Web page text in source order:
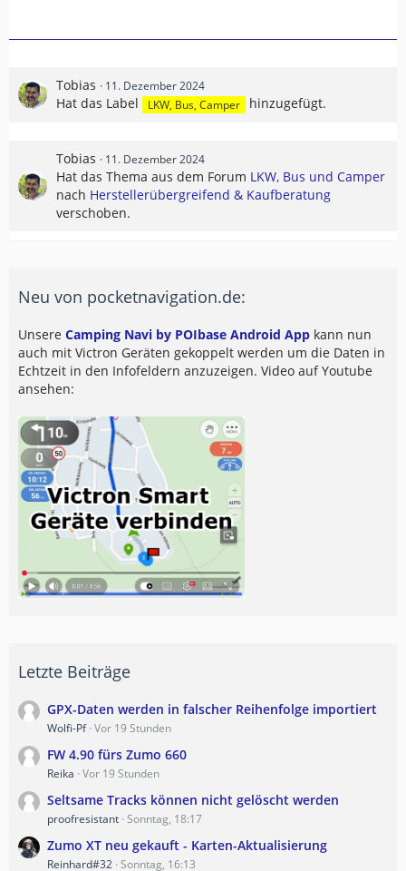
Tobias 11. Dezember 2024
Hat das Label LKW, Bus, Camper hinzugefügt.
Tobias 11. Dezember 2024
Hat das Thema aus dem Forum LKW, Bus und Camper
nach Herstellerübergreifend & Kaufberatung
verschoben.
Neu von pocketnavigation.de:
Unsere Camping Navi by POIbase Android App kann nun
auch mit Victron Geräten gekoppelt werden um die Daten in
Echtzeit in den Infofeldern anzuzeigen. Video auf Youtube
ansehen:
Letzte Beiträge
GPX-Daten werden in falscher Reihenfolge importiert
Wolfi-Pf Vor 19 Stunden
FW 4.90 fürs Zumo 660
Reika Vor 19 Stunden
Seltsame Tracks können nicht gelöscht werden
proofresistant Sonntag, 18:17
Zumo XT neu gekauft - Karten-Aktualisierung
Reinhard#32 Sonntag, 16:13